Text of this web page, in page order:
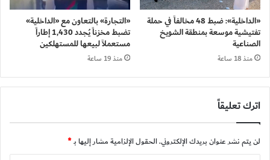
«الداخلية»: ضبط 48 مخالفاً في حملة
تفتيشية موسعة بمنطقة الشويخ
الصناعية
منذ 18 ساعة
«التجارة» بالتعاون مع «الداخلية»
تضبط مخزناً يُجدد 1,430 إطاراً
مستعملاً لبيعها للمستهلكين
منذ 19 ساعة
اترك تعليقاً
لن يتم نشر عنوان بريدك الإلكتروني.الحقول الإلزامية مشار إليها بـ*